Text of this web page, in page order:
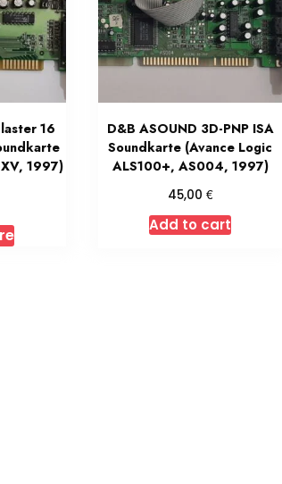
16
1997)
D&B ASOUND 3D-PNP ISA
Soundkarte (Avance Logic
ALS100+, AS004, 1997)
45,00 €
Add to cart